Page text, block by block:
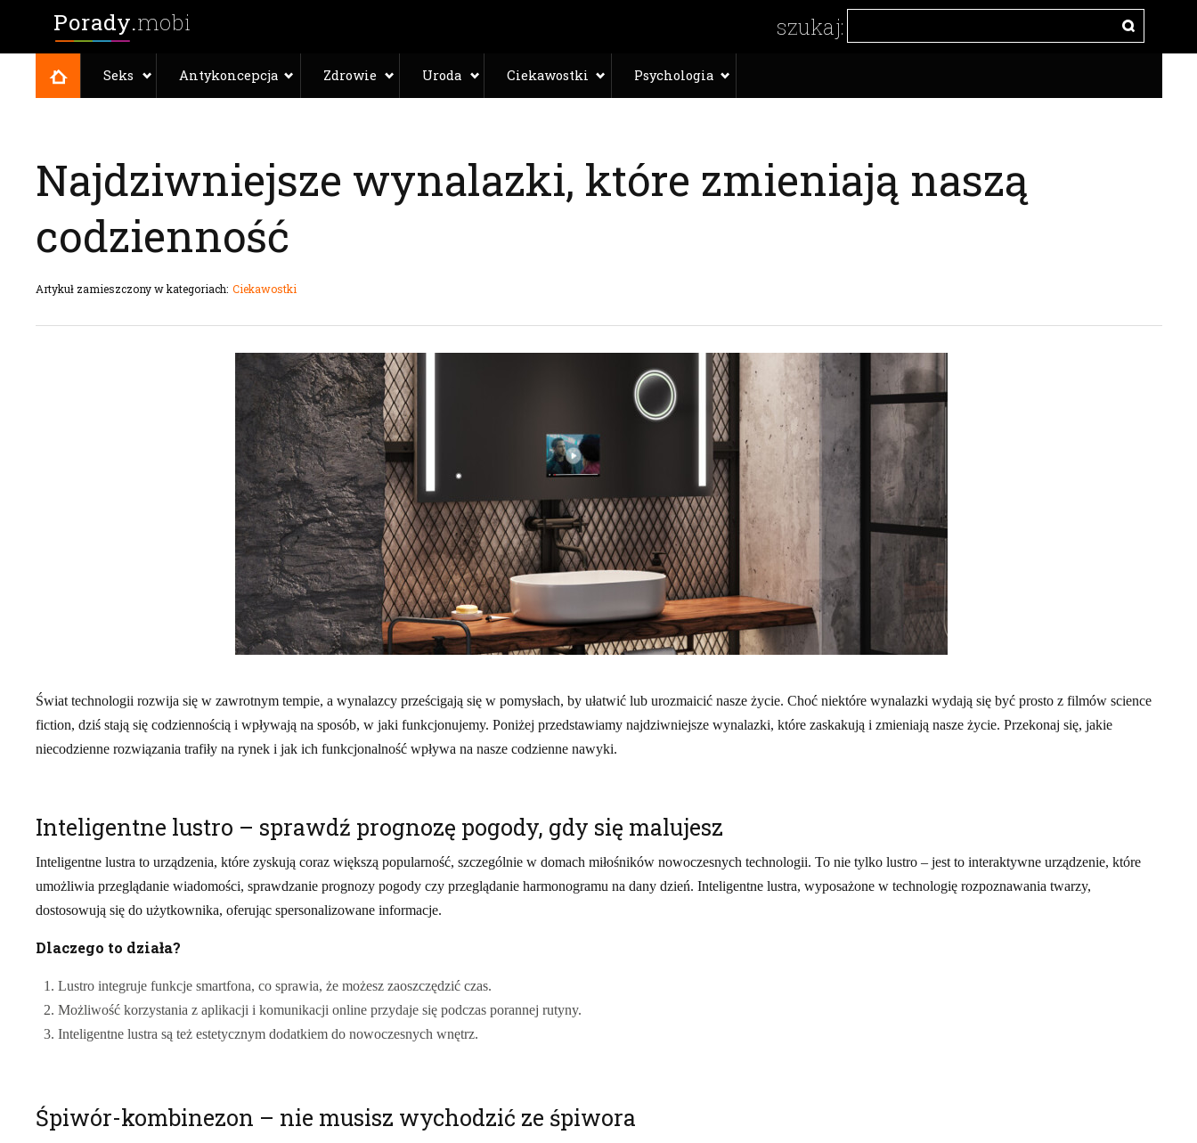
Porady.mobi
Seks Antykoncepcja Zdrowie Uroda Ciekawostki Psychologia
Najdziwniejsze wynalazki, które zmieniają naszą
codzienność
Artykuł zamieszczony w kategoriach: Ciekawostki
Świat technologii rozwija się w zawrotnym tempie, a wynalazcy prześcigają się w pomysłach, by ułatwić lub urozmaicić nasze życie. Choć niektóre wynalazki wydają się być prosto z filmów science
fiction, dziś stają się codziennością i wpływają na sposób, w jaki funkcjonujemy. Poniżej przedstawiamy najdziwniejsze wynalazki, które zaskakują i zmieniają nasze życie. Przekonaj się, jakie
niecodzienne rozwiązania trafiły na rynek i jak ich funkcjonalność wpływa na nasze codzienne nawyki.
Inteligentne lustro – sprawdź prognozę pogody, gdy się malujesz
Inteligentne lustra to urządzenia, które zyskują coraz większą popularność, szczególnie w domach miłośników nowoczesnych technologii. To nie tylko lustro – jest to interaktywne urządzenie, które
umożliwia przeglądanie wiadomości, sprawdzanie prognozy pogody czy przeglądanie harmonogramu na dany dzień. Inteligentne lustra, wyposażone w technologię rozpoznawania twarzy,
dostosowują się do użytkownika, oferując spersonalizowane informacje.
Dlaczego to działa?
Lustro integruje funkcje smartfona, co sprawia, że możesz zaoszczędzić czas.
Możliwość korzystania z aplikacji i komunikacji online przydaje się podczas porannej rutyny.
Inteligentne lustra są też estetycznym dodatkiem do nowoczesnych wnętrz.
Śpiwór-kombinezon – nie musisz wychodzić ze śpiwora